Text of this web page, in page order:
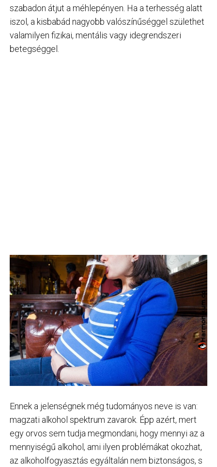
szabadon átjut a méhlepényen. Ha a terhesség alatt
iszol, a kisbabád nagyobb valószínűséggel születhet
valamilyen fizikai, mentális vagy idegrendszeri
betegséggel.
Ennek a jelenségnek még tudományos neve is van:
magzati alkohol spektrum zavarok. Épp azért, mert
egy orvos sem tudja megmondani, hogy mennyi az a
mennyiségű alkohol, ami ilyen problémákat okozhat,
az alkoholfogyasztás egyáltalán nem biztonságos, s